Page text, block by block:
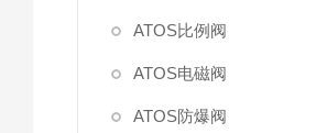
ATOS比例阀
ATOS电磁阀
ATOS防爆阀